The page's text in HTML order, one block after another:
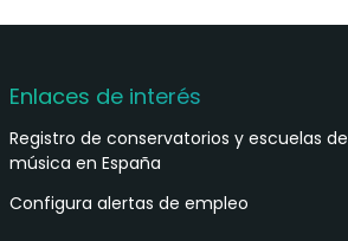
Enlaces de interés
Registro de conservatorios y escuelas de
música en España
Configura alertas de empleo